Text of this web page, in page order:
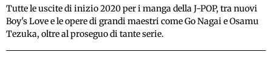
Tutte le uscite di inizio 2020 per i manga della J-POP, tra nuovi
Boy's Love e le opere di grandi maestri come Go Nagai e Osamu
Tezuka, oltre al proseguo di tante serie.